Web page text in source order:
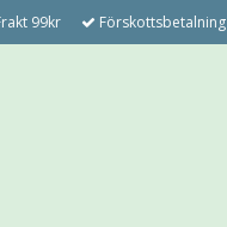
99kr Förskottsbetalning